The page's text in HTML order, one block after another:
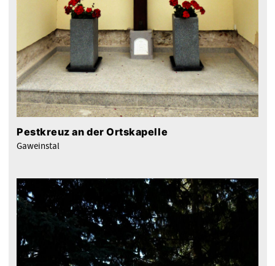
Pestkreuz an der Ortskapelle
Gaweinstal